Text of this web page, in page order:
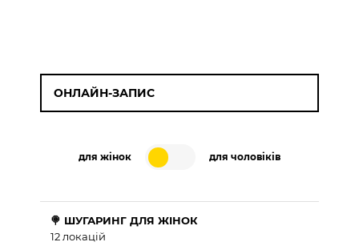
ОНЛАЙН-ЗАПИС
для жінок для чоловіків
🍭 ШУГАРИНГ ДЛЯ ЖІНОК
12 локацій